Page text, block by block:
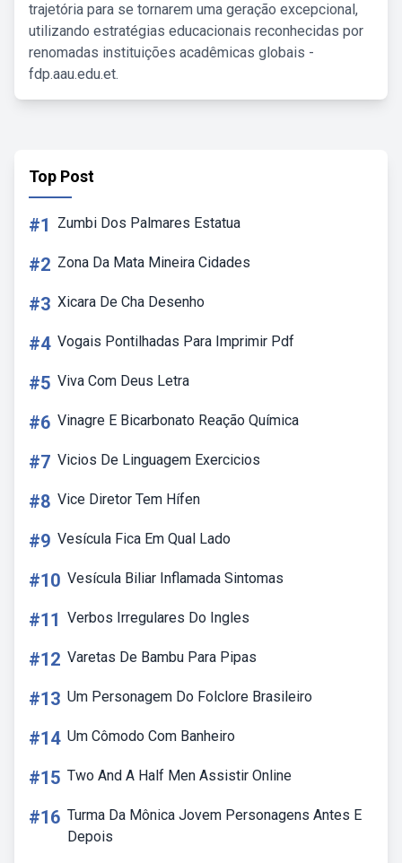
trajetória para se tornarem uma geração excepcional,
utilizando estratégias educacionais reconhecidas por
renomadas instituições acadêmicas globais -
fdp.aau.edu.et.
Top Post
#1 Zumbi Dos Palmares Estatua
#2 Zona Da Mata Mineira Cidades
#3 Xicara De Cha Desenho
#4 Vogais Pontilhadas Para Imprimir Pdf
#5 Viva Com Deus Letra
#6 Vinagre E Bicarbonato Reação Química
#7 Vicios De Linguagem Exercicios
#8 Vice Diretor Tem Hífen
#9 Vesícula Fica Em Qual Lado
#10 Vesícula Biliar Inflamada Sintomas
#11 Verbos Irregulares Do Ingles
#12 Varetas De Bambu Para Pipas
#13 Um Personagem Do Folclore Brasileiro
#14 Um Cômodo Com Banheiro
#15 Two And A Half Men Assistir Online
#16 Turma Da Mônica Jovem Personagens Antes E
Depois